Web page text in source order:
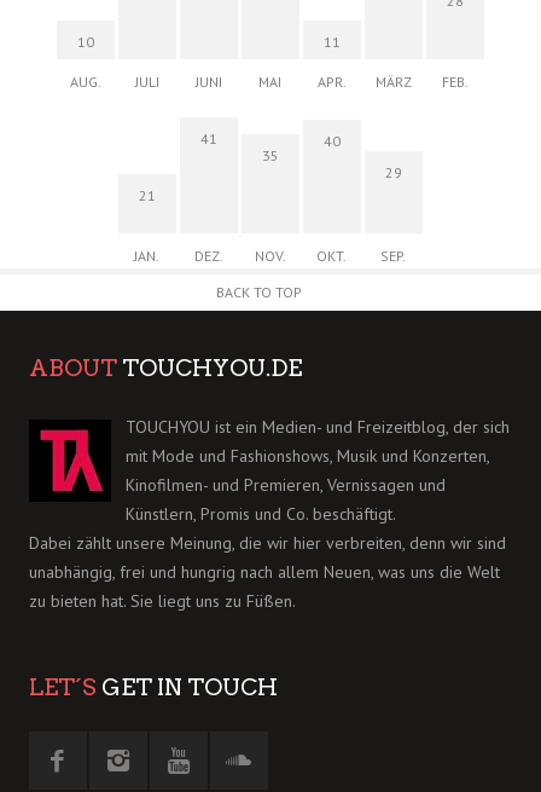
10
AUG. JULI JUNI MAI
11
APR. MÄRZ FEB.
21
JAN.
41
DEZ.
35
NOV.
40
OKT.
29
SEP.
BACK TO TOP
ABOUT TOUCHYOU.DE
TOUCHYOU ist ein Medien- und Freizeitblog, der sich
mit Mode und Fashionshows, Musik und Konzerten,
Kinofilmen- und Premieren, Vernissagen und
Künstlern, Promis und Co. beschäftigt.
Dabei zählt unsere Meinung, die wir hier verbreiten, denn wir sind
unabhängig, frei und hungrig nach allem Neuen, was uns die Welt
zu bieten hat. Sie liegt uns zu Füßen.
LET´S GET IN TOUCH